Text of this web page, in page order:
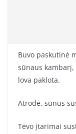
Buvo paskutinė
sūnaus
lova paklota.
Atrodė, sūnus
Tėvo įtarimai